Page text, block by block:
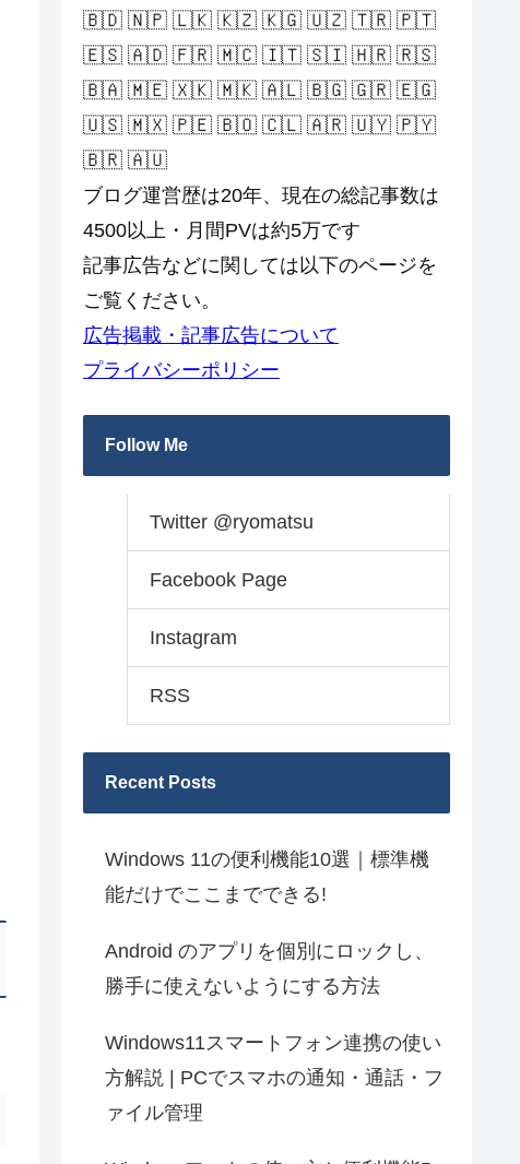
🇧🇩 🇳🇵 🇱🇰 🇰🇿 🇰🇬 🇺🇿 🇹🇷 🇵🇹
🇪🇸 🇦🇩 🇫🇷 🇲🇨 🇮🇹 🇸🇮 🇭🇷 🇷🇸
🇧🇦 🇲🇪 🇽🇰 🇲🇰 🇦🇱 🇧🇬 🇬🇷 🇪🇬
🇺🇸 🇲🇽 🇵🇪 🇧🇴 🇨🇱 🇦🇷 🇺🇾 🇵🇾
🇧🇷 🇦🇺
ブログ運営歴は20年、現在の総記事数は
4500以上・月間PVは約5万です
記事広告などに関しては以下のページを
ご覧ください。
広告掲載・記事広告について
プライバシーポリシー
Follow Me
Twitter @ryomatsu
Facebook Page
Instagram
RSS
Recent Posts
Windows 11の便利機能10選｜標準機
能だけでここまでできる!
Android のアプリを個別にロックし、
勝手に使えないようにする方法
Windows11スマートフォン連携の使い
方解説 | PCでスマホの通知・通話・フ
ァイル管理